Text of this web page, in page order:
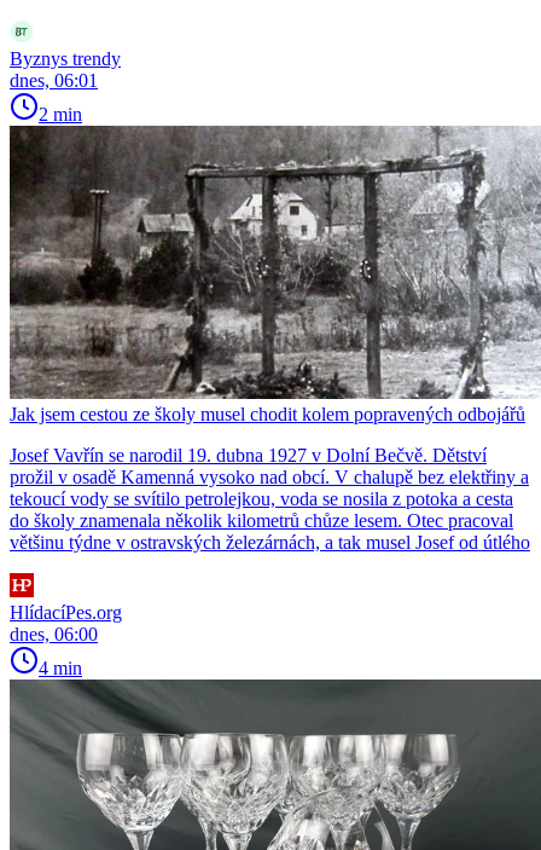
Byznys trendy
dnes, 06:01
2 min
Jak jsem cestou ze školy musel chodit kolem popravených odbojářů
Josef Vavřín se narodil 19. dubna 1927 v Dolní Bečvě. Dětství
prožil v osadě Kamenná vysoko nad obcí. V chalupě bez elektřiny a
tekoucí vody se svítilo petrolejkou, voda se nosila z potoka a cesta
do školy znamenala několik kilometrů chůze lesem. Otec pracoval
většinu týdne v ostravských železárnách, a tak musel Josef od útlého
HlídacíPes.org
dnes, 06:00
4 min